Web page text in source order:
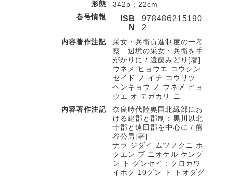
形態
342p ; 22cm
巻号情報
ISB
N
978486215190
2
内容著作注記
采女・兵衛貢進制度の一考
察 : 辺境の采女・兵衛を手
がかりに / 遠藤みどり[著]
ウネメ ヒョウエ コウシン
セイド ノ イチ コウサツ :
ヘンキョウ ノ ウネメ ヒョ
ウエ オ テガカリ ニ
内容著作注記
奈良時代陸奥国北縁部にお
ける建郡と郡制 : 黒川以北
十郡と遠田郡を中心に / 熊
谷公男[著]
ナラ ジダイ ムツノクニ ホ
クエン ブ ニオケル ケング
ン ト グンセイ : クロカワ
イホク 10グン ト トオダグ